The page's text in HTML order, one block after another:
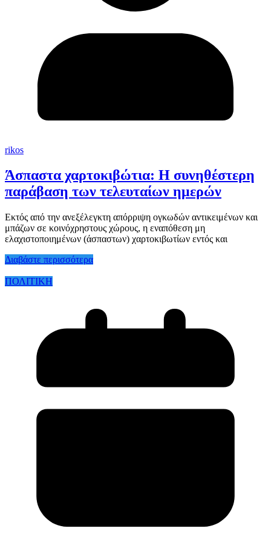
rikos
Άσπαστα χαρτοκιβώτια: Η συνηθέστερη
παράβαση των τελευταίων ημερών
Εκτός από την ανεξέλεγκτη απόρριψη ογκωδών αντικειμένων και
μπάζων σε κοινόχρηστους χώρους, η εναπόθεση μη
ελαχιστοποιημένων (άσπαστων) χαρτοκιβωτίων εντός και
Διαβάστε περισσότερα
ΠΟΛΙΤΙΚΗ